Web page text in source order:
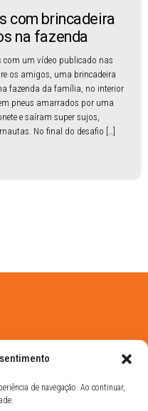
de navegação. Ao continuar,
com brincadeira
na fazenda
com um vídeo publicado nas
os amigos, uma brincadeira
fazenda da família, no interior
pneus amarrados por uma
e saíram super sujos,
No final do desafio […]